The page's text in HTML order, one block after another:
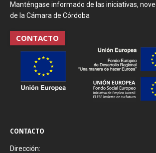
Manténgase informado de las iniciativas,
de la Cámara de Córdoba
CONTACTO
CONTACTO
Dirección: